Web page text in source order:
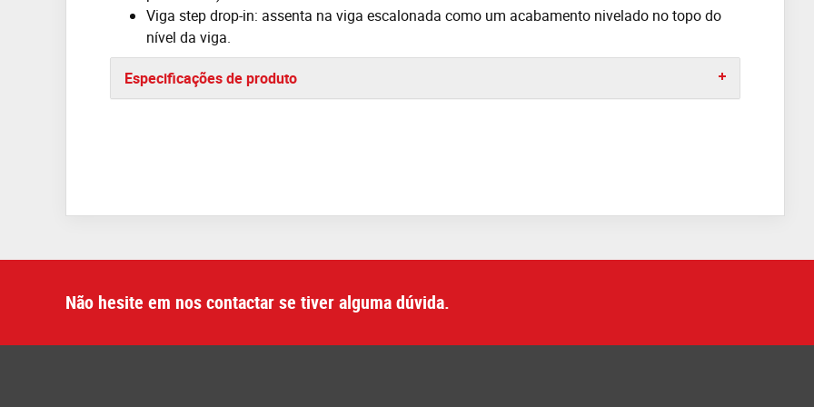
Viga step drop-in: assenta na viga escalonada como um acabamento nivelado no topo do
nível da viga.
Especificações de produto
Não hesite em nos contactar se tiver alguma dúvida.